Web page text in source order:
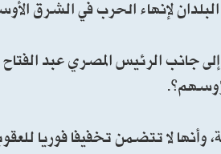
لإنهاء الحرب في الشرق
الرئيس المصري عبد
لا تتضمن تخفيفا فوريا